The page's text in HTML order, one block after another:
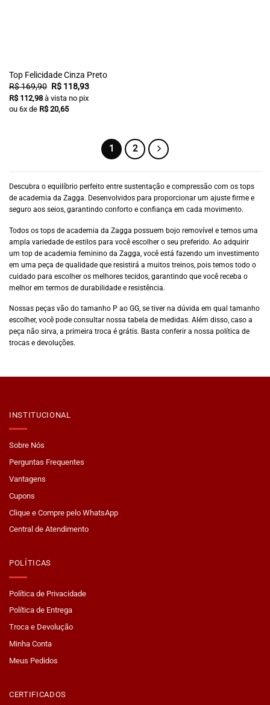
Top Felicidade Cinza Preto
R$169,90 O
preço
original
era:
R$118,93O
atual
R$112,98 à vista no pix
ou 6x de R$20,65
1 2
Descubra o equilíbrio perfeito entre sustentação e compressão com os tops
de academia da Zagga. Desenvolvidos para proporcionar um ajuste firme e
seguro aos seios, garantindo conforto e confiança em cada movimento.
Todos os tops de academia da Zagga possuem bojo removível e temos uma
ampla variedade de estilos para você escolher o seu preferido. Ao adquirir
um top de academia feminino da Zagga, você está fazendo um investimento
em uma peça de qualidade que resistirá a muitos treinos, pois temos todo o
cuidado para escolher os melhores tecidos, garantindo que você receba o
melhor em termos de durabilidade e resistência.
Nossas peças vão do tamanho P ao GG, se tiver na dúvida em qual tamanho
escolher, você pode consultar nossa tabela de medidas. Além disso, caso a
peça não sirva, a primeira troca é grátis. Basta conferir a nossa política de
trocas e devoluções.
INSTITUCIONAL
Sobre Nós
Perguntas Frequentes
Vantagens
Cupons
Clique e Compre pelo WhatsApp
Central de Atendimento
POLÍTICAS
Política de Privacidade
Política de Entrega
Troca e Devolução
Minha Conta
Meus Pedidos
CERTIFICADOS